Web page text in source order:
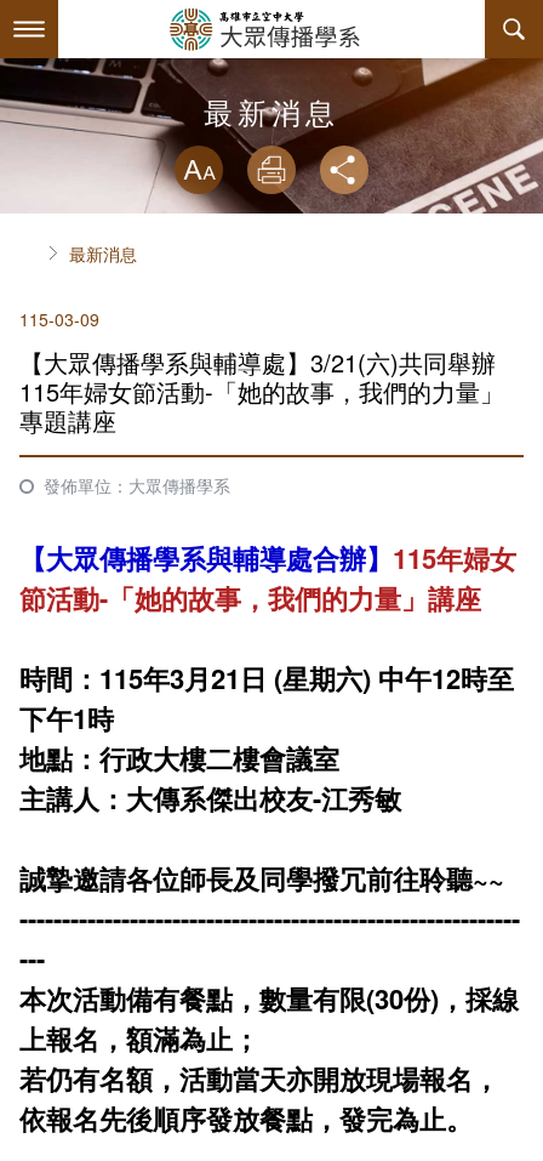
到
要
容
關於本系
系主任介紹
連絡系辦
諮詢信箱
師資陣容
課程規劃
課程資訊
授課大綱
課程地圖
課程地圖主頁
互動服務
檔案下載
系學會
組織章程
最新消息
略過字型切
放大
列印 分享
首頁最新消息
115-03-09
【大眾傳播學系與輔導處】3/21(六)共同舉辦
115年婦女節活動-「她的故事，我們的力量」
專題講座
發佈單位：大眾傳播學系
【大眾傳播學系與輔導處合辦】 115年婦女
節活動-「她的故事，我們的力量」講座
時間：115年3月21日 (星期六) 中午12時至
下午1時
地點：行政大樓二樓會議室
主講人：大傳系傑出校友-江秀敏
誠摯邀請各位師長及同學撥冗前往聆聽~~
-----------------------------------------------------------
---
本次活動備有餐點，數量有限(30份)，採線
上報名，額滿為止；
若仍有名額，活動當天亦開放現場報名，
依報名先後順序發放餐點，發完為止。